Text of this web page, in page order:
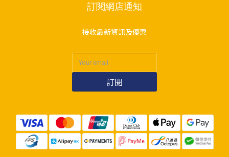
訂閱網店通知
接收最新資訊及優惠
訂閱